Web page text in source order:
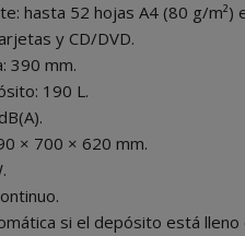
hasta 52 hojas A4 (80 g/m²)
y CD/DVD.
390 mm.
190 L.
× 700 × 620 mm.
si el depósito está